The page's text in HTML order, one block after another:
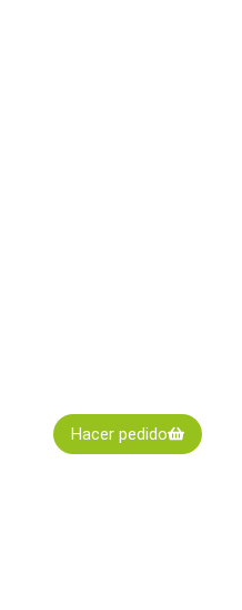
Hacer pedido